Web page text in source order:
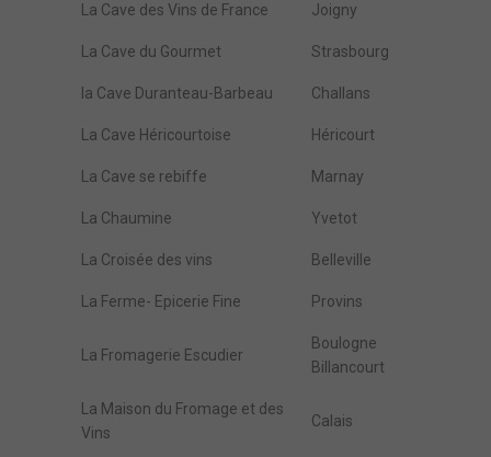
La Cave des Vins de France Joigny
La Cave du Gourmet Strasbourg
la Cave Duranteau-Barbeau Challans
La Cave Héricourtoise Héricourt
La Cave se rebiffe Marnay
La Chaumine Yvetot
La Croisée des vins Belleville
La Ferme- Epicerie Fine Provins
La Fromagerie Escudier
Boulogne
Billancourt
La Maison du Fromage et des
Vins
Calais